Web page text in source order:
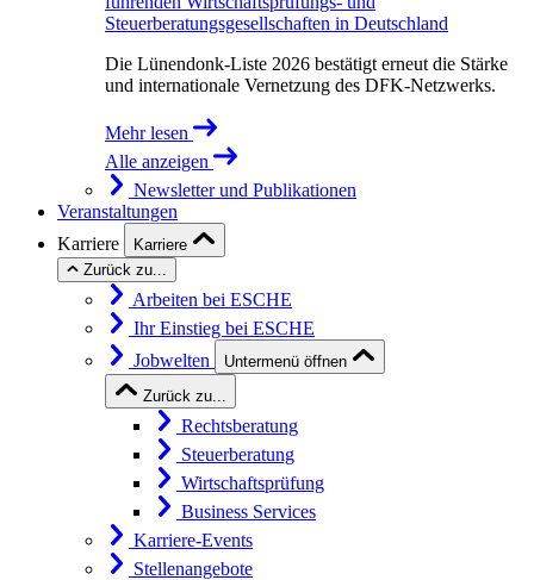
Steuerberatungsgesellschaften in Deutschland
Die Lünendonk-Liste 2026 bestätigt erneut die Stärke
und internationale Vernetzung des DFK-Netzwerks.
Mehr lesen
Alle anzeigen
Newsletter und Publikationen
Veranstaltungen
Karriere
Karriere
Zurück zu...
Arbeiten bei ESCHE
Ihr Einstieg bei ESCHE
Jobwelten
Untermenü öffnen
Zurück zu...
Rechtsberatung
Steuerberatung
Wirtschaftsprüfung
Business Services
Karriere-Events
Stellenangebote